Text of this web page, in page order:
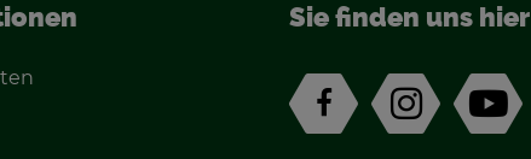
Sie fin­den uns hier